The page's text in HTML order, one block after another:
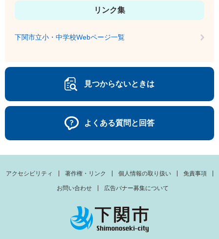
リンク集
下関市立小・中学校Webページ一覧
見つからないときは
よくある質問と回答
アクセシビリティ 著作権・リンク 個人情報の取り扱い 免責事項
お問い合わせ 広告バナー募集について